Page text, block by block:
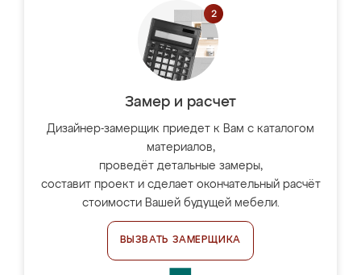
Замер и расчет
Дизайнер-замерщик приедет к Вам с каталогом
материалов,
проведёт детальные замеры,
составит проект и сделает окончательный расчёт
стоимости Вашей будущей мебели.
ВЫЗВАТЬ ЗАМЕРЩИКА